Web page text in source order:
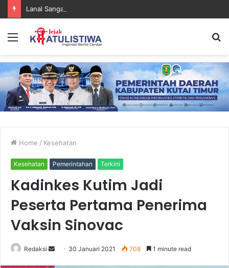
Menu
Home / Kesehatan
Kesehatan Pemerintahan Terkini
Kadinkes Kutim Jadi
Peserta Pertama Penerima
Vaksin Sinovac
Redaksi
Send 30 Januari 2021 708 1 minute read